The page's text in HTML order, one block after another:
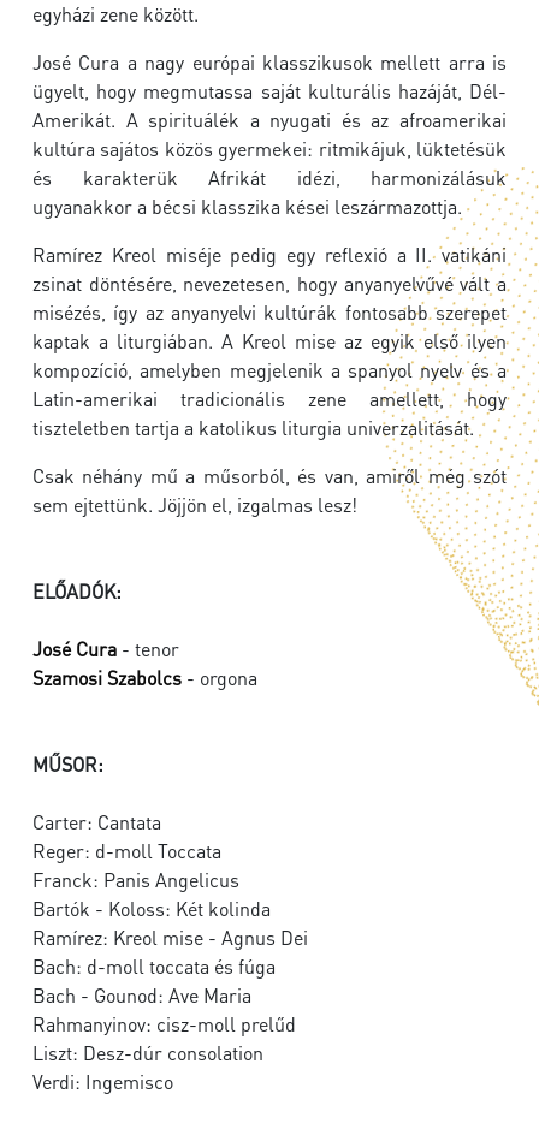
egyházi zene között.
José Cura a nagy európai klasszikusok mellett arra is
ügyelt, hogy megmutassa saját kulturális hazáját, Dél-
Amerikát. A spirituálék a nyugati és az afroamerikai
kultúra sajátos közös gyermekei: ritmikájuk, lüktetésük
és karakterük Afrikát idézi, harmonizálásuk
ugyanakkor a bécsi klasszika kései leszármazottja.
Ramírez Kreol miséje pedig egy reflexió a II. vatikáni
zsinat döntésére, nevezetesen, hogy anyanyelvűvé vált a
misézés, így az anyanyelvi kultúrák fontosabb szerepet
kaptak a liturgiában. A Kreol mise az egyik első ilyen
kompozíció, amelyben megjelenik a spanyol nyelv és a
Latin-amerikai tradicionális zene amellett, hogy
tiszteletben tartja a katolikus liturgia univerzalitását.
Csak néhány mű a műsorból, és van, amiről még szót
sem ejtettünk. Jöjjön el, izgalmas lesz!
ELŐADÓK:
José Cura - tenor
Szamosi Szabolcs - orgona
MŰSOR:
Carter: Cantata
Reger: d-moll Toccata
Franck: Panis Angelicus
Bartók - Koloss: Két kolinda
Ramírez: Kreol mise - Agnus Dei
Bach: d-moll toccata és fúga
Bach - Gounod: Ave Maria
Rahmanyinov: cisz-moll prelűd
Liszt: Desz-dúr consolation
Verdi: Ingemisco